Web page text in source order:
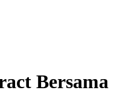
Bersama